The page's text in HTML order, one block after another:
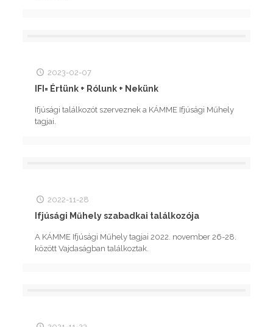
2023-02-07
IFI= Értünk + Rólunk + Nekünk
Ifjúsági találkozót szerveznek a KÁMME Ifjúsági Műhely
tagjai.
2022-11-28
Ifjúsági Műhely szabadkai találkozója
A KÁMME Ifjúsági Műhely tagjai 2022. november 26-28.
között Vajdaságban találkoztak.